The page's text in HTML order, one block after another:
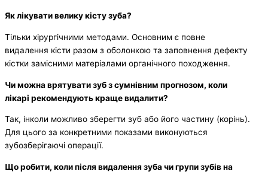
Як лікувати велику кісту зуба?
Тільки хірургічними методами. Основним є повне
видалення кісти разом з оболонкою та заповнення дефекту
кістки замісними матеріалами органічного походження.
Чи можна врятувати зуб з сумнівним прогнозом, коли
лікарі рекомендують краще видалити?
Так, інколи можливо зберегти зуб або його частину (корінь).
Для цього за конкретними показами виконуються
зубозберігаючі операції.
Що робити, коли після видалення зуба чи групи зубів на